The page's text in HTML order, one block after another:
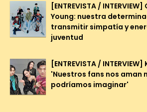
[ENTREVISTA /
Young: nuestra
transmitir simpatía y
juventud
[ENTREVISTA / INTERVIEW]
'Nuestros fans nos aman
podríamos imaginar'